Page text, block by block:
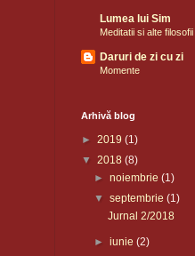
Lumea lui Sim
Meditatii si alte filosofii
Daruri de zi cu zi
Momente
Arhivă blog
► 2019 (1)
▼ 2018 (8)
►noiembrie(1)
▼septembrie(1)
Jurnal 2/2018
►iunie(2)